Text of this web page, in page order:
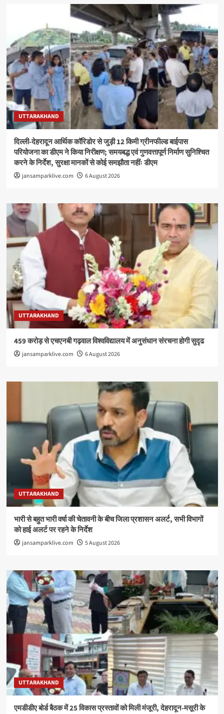
UTTARAKHAND
दिल्ली-देहरादून आर्थिक कॉरिडोर से जुड़ी 12 किमी ग्रीनफील्ड बाईपास
परियोजना का डीएम ने किया निरीक्षण; समयबद्ध एवं गुणवत्तापूर्ण निर्माण सुनिश्चित
करने के निर्देश, सुरक्षा मानकों से कोई समझौता नहींः डीएम
jansamparklive.com 6 August 2026
UTTARAKHAND
459 करोड़ से एचएनबी गढ़वाल विश्वविद्यालय में अनुसंधान संरचना होगी सुदृढ
jansamparklive.com 6 August 2026
UTTARAKHAND
भारी से बहुत भारी वर्षा की चेतावनी के बीच जिला प्रशासन अलर्ट, सभी विभागों
को हाई अलर्ट पर रहने के निर्देश
jansamparklive.com 5 August 2026
UTTARAKHAND
एमडीडीए बोर्ड बैठक में 25 विकास प्रस्तावों को मिली मंजूरी, देहरादून-मसूरी के